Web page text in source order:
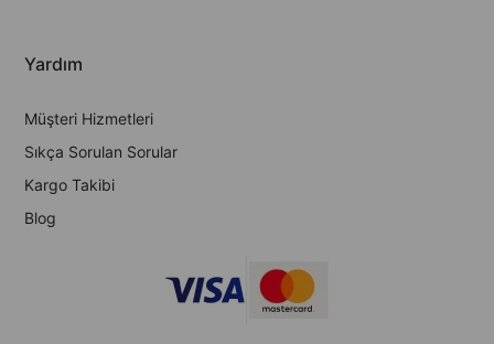
Yardım
Müşteri Hizmetleri
Sıkça Sorulan Sorular
Kargo Takibi
Blog